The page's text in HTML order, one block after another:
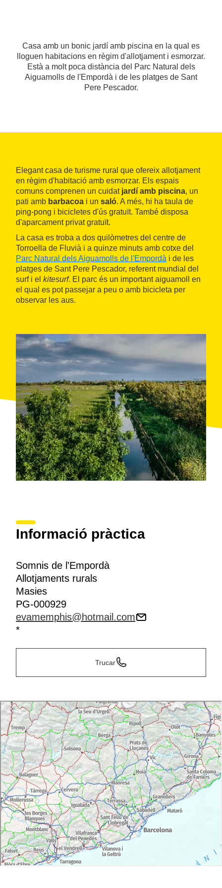
Casa amb un bonic jardí amb piscina en la qual es
lloguen habitacions en règim d'allotjament i esmorzar.
Està a molt poca distància del Parc Natural dels
Aiguamolls de l'Empordà i de les platges de Sant
Pere Pescador.
Elegant casa de turisme rural que ofereix allotjament
en règim d'habitació amb esmorzar. Els espais
comuns comprenen un cuidat jardí amb piscina, un
pati amb barbacoa i un saló. A més, hi ha taula de
ping-pong i bicicletes d'ús gratuït. També disposa
d'aparcament privat gratuït.
La casa es troba a dos quilòmetres del centre de
Torroella de Fluvià i a quinze minuts amb cotxe del
Parc Natural dels Aiguamolls de l'Empordà i de les
platges de Sant Pere Pescador, referent mundial del
surf i el kitesurf. El parc és un important aiguamoll en
el qual es pot passejar a peu o amb bicicleta per
observar les aus.
Informació pràctica
Somnis de l'Empordà
Allotjaments rurals
Masies
PG-000929
evamemphis@hotmail.com
*
Trucar